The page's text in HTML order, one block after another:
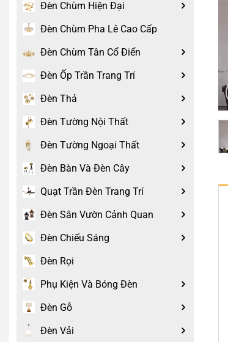
Đèn Chùm Hiện Đại
Đèn Chùm Pha Lê Cao Cấp
Đèn Chùm Tân Cổ Điển
Đèn Ốp Trần Trang Trí
Đèn Thả
Đèn Tường Nội Thất
Đèn Tường Ngoại Thất
Đèn Bàn Và Đèn Cây
Quạt Trần Đèn Trang Trí
Đèn Sân Vườn Cảnh Quan
Đèn Chiếu Sáng
Đèn Rọi
Phụ Kiện Và Bóng Đèn
Đèn Gỗ
Đèn Vải